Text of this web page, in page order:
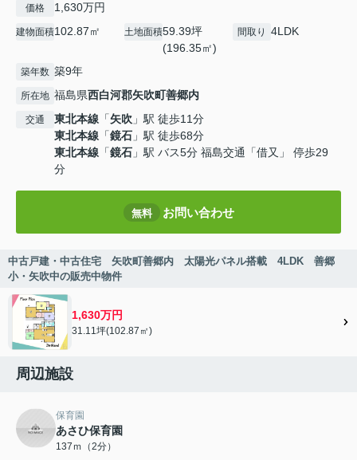
価格 1,630万円
建物面積102.87㎡ 土地面積59.39坪
(196.35㎡)
間取り 4LDK
築年数 築9年
所在地 福島県西白河郡矢吹町善郷内
交通 東北本線 「矢吹 」駅 徒歩11分
東北本線 「鏡石 」駅 徒歩68分
東北本線 「鏡石 」駅 バス5分 福島交通「借又」 停歩29
分
無料 お問い合わせ
中古戸建・中古住宅 矢吹町善郷内 太陽光パネル搭載 4LDK 善郷
小・矢吹中の販売中物件
1,630万円
31.11坪(102.87㎡)
周辺施設
保育園
あさひ保育園
137ｍ（2分）